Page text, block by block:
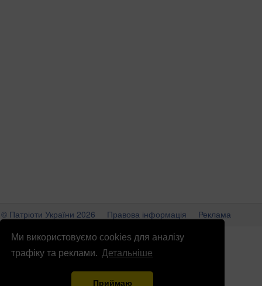
Ми використовуємо cookies для аналізу
трафіку та реклами. Детальніше
Приймаю
© Патріоти України 2026 Правова інформація
Реклама
info@patrioty.org.ua